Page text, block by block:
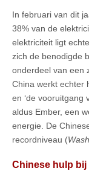
In februari van dit
38% van de
elektriciteit ligt
zich de benodigde
onderdeel van een
China werkt echter
en ‘de vooruitgang
aldus Ember, een
energie. De
recordniveau (
Chinese hulp